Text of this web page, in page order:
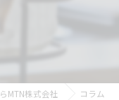
MTN株式会社 コラム